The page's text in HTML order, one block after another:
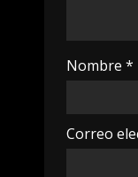
Nombre *
Correo